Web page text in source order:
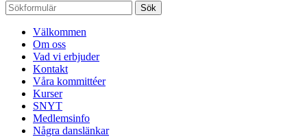
Sök
Välkommen
Om oss
Vad vi erbjuder
Kontakt
Våra kommittéer
Kurser
SNYT
Medlemsinfo
Några danslänkar